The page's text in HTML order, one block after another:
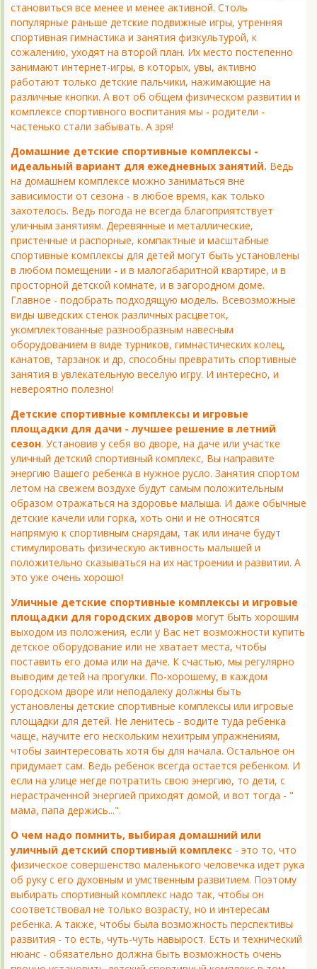
становиться все менее и менее активной. Столь
популярные раньше детские подвижные игры, утренняя
спортивная гимнастика и занятия физкультурой, к
сожалению, уходят на второй план. Их место постепенно
занимают интернет-игры, в которых, увы, активно
работают только детские пальчики, нажимающие на
различные кнопки. А вот об общем физическом развитии и
комплексе спортивного воспитания мы - родители -
частенько стали забывать. А зря!
Домашние детские спортивные комплексы -
идеальный вариант для ежедневных занятий. Ведь
на домашнем комплексе можно заниматься вне
зависимости от сезона - в любое время, как только
захотелось. Ведь погода не всегда благоприятствует
уличным занятиям. Деревянные и металлические,
пристенные и распорные, компактные и масштабные
спортивные комплексы для детей могут быть установлены
в любом помещении - и в малогабаритной квартире, и в
просторной детской комнате, и в загородном доме.
Главное - подобрать подходящую модель. Всевозможные
виды шведских стенок различных расцветок,
укомплектованные разнообразным навесным
оборудованием в виде турников, гимнастических колец,
канатов, тарзанок и др, способны превратить спортивные
занятия в увлекательную веселую игру. И интересно, и
невероятно полезно!
Детские спортивные комплексы и игровые
площадки для дачи - лучшее решение в летний
сезон. Установив у себя во дворе, на даче или участке
уличный детский спортивный комплекс, Вы направите
энергию Вашего ребенка в нужное русло. Занятия спортом
летом на свежем воздухе будут самым положительным
образом отражаться на здоровье малыша. И даже обычные
детские качели или горка, хоть они и не относятся
напрямую к спортивным снарядам, так или иначе будут
стимулировать физическую активность малышей и
положительно сказываться на их настроении и развитии. А
это уже очень хорошо!
Уличные детские спортивные комплексы и игровые
площадки для городских дворов могут быть хорошим
выходом из положения, если у Вас нет возможности купить
детское оборудование или не хватает места, чтобы
поставить его дома или на даче. К счастью, мы регулярно
выводим детей на прогулки. По-хорошему, в каждом
городском дворе или неподалеку должны быть
установлены детские спортивные комплексы или игровые
площадки для детей. Не ленитесь - водите туда ребенка
чаще, научите его нескольким нехитрым упражнениям,
чтобы заинтересовать хотя бы для начала. Остальное он
придумает сам. Ведь ребенок всегда остается ребенком. И
если на улице негде потратить свою энергию, то дети, с
нерастраченной энергией приходят домой, и вот тогда - "
мама, папа держись...".
О чем надо помнить, выбирая домашний или
уличный детский спортивный комплекс - это то, что
физическое совершенство маленького человечка идет рука
об руку с его духовным и умственным развитием. Поэтому
выбирать спортивный комплекс надо так, чтобы он
соответствовал не только возрасту, но и интересам
ребенка. А также, чтобы была возможность перспективы
развития - то есть, чуть-чуть навырост. Есть и технический
нюанс - обязательно должна быть возможность очень